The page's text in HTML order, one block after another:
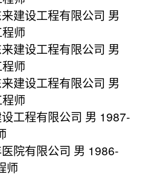
建设工程有限公司 男
师
建设工程有限公司 男
师
建设工程有限公司 男
师
工程有限公司 男 1987-
院有限公司 男 1986-
师